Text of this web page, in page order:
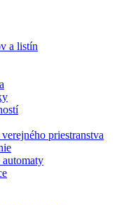
a listín
priestranstva
automaty